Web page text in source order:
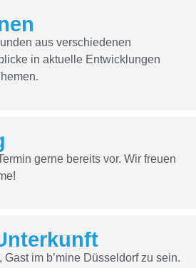
aus verschiedenen
in aktuelle Entwicklungen
gerne bereits vor. Wir freuen
im b’mine Düsseldorf zu sein.